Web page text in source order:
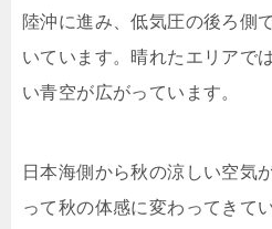
陸沖に進み、低気圧の後ろ側
いています。晴れたエリアで
い青空が広がっています。
日本海側から秋の涼しい空気
って秋の体感に変わってきて